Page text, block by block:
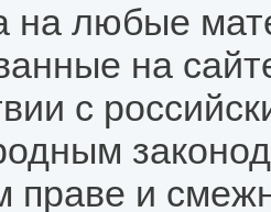
на любые
на
с
праве и